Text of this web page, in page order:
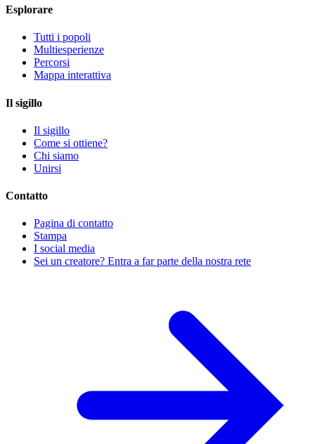
Esplorare
Tutti i popoli
Multiesperienze
Percorsi
Mappa interattiva
Il sigillo
Il sigillo
Come si ottiene?
Chi siamo
Unirsi
Contatto
Pagina di contatto
Stampa
I social media
Sei un creatore? Entra a far parte della nostra rete